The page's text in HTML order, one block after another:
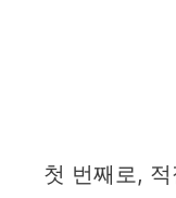
첫 번째로,